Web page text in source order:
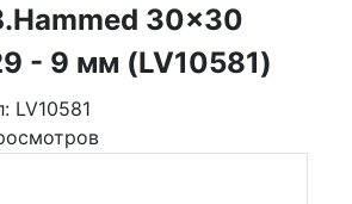
30x30
- 9 мм (LV10581)
LV10581